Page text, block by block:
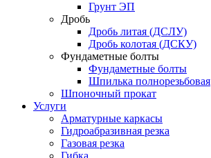
Грунт ЭП
Дробь
Дробь литая (ДСЛУ)
Дробь колотая (ДСКУ)
Фундаметные болты
Фундаметные болты
Шпилька полнорезьбовая
Шпоночный прокат
Услуги
Арматурные каркасы
Гидроабразивная резка
Газовая резка
Гибка